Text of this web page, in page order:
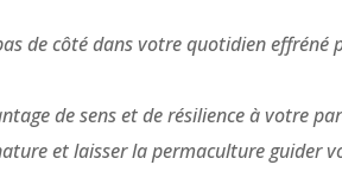
de côté dans votre quotidien
de sens et de résilience à votre
et laisser la permaculture guider